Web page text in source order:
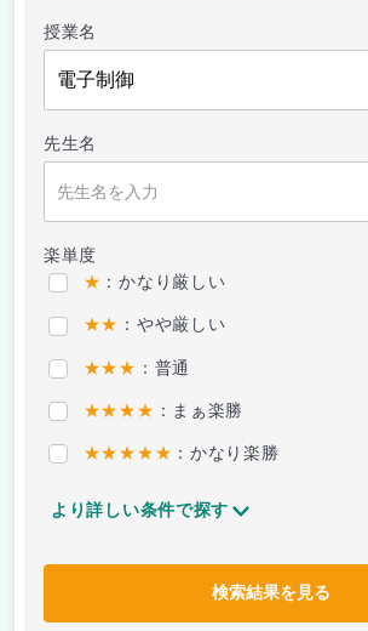
授業名
先生名
楽単度
★ ：かなり厳しい
★★ ：やや厳しい
★★★ ：普通
★★★★ ：まぁ楽勝
★★★★★ ：かなり楽勝
より詳しい条件で探す
検索結果を見る